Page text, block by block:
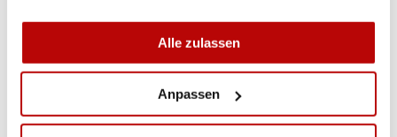
Alle zulassen
Anpassen
Carl Walther
Marti Gründungstechnik AG
Federer Augenoptik Buchs
FORNITORI